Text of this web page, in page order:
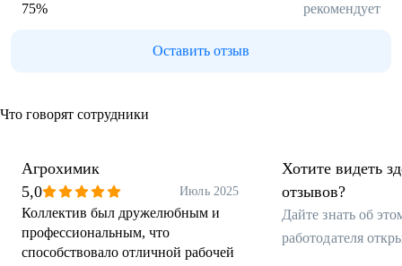
75% рекомендует
Оставить отзыв
Что говорят сотрудники
Агрохимик
5,0
Июль 2025
Коллектив был дружелюбным и
профессиональным, что
способствовало отличной рабочей
Хотите видеть
отзывов?
Дайте знать об
работодателя